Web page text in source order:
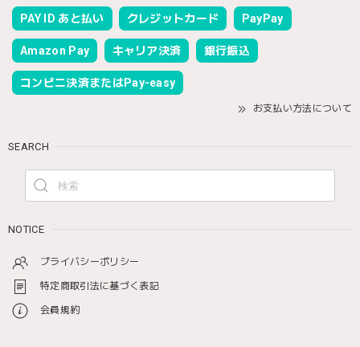
PAY ID あと払い クレジットカード PayPay
Amazon Pay キャリア決済 銀行振込
コンビニ決済またはPay-easy
お支払い方法について
SEARCH
NOTICE
プライバシーポリシー
特定商取引法に基づく表記
会員規約